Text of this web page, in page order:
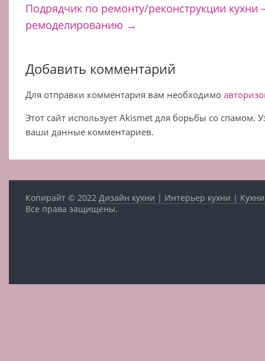
Подрядчик по ремонту/реконструкции кухни
ремоделированию →
Добавить комментарий
Для отправки комментария вам необходимо
Этот сайт использует Akismet для борьбы со спамом.
ваши данные комментариев.
Копирайт © 2022Дизайн кухни | Интерьер кухни |
Все права защищены.